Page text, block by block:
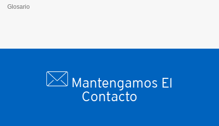
Glosario
Mantengamos El
Contacto